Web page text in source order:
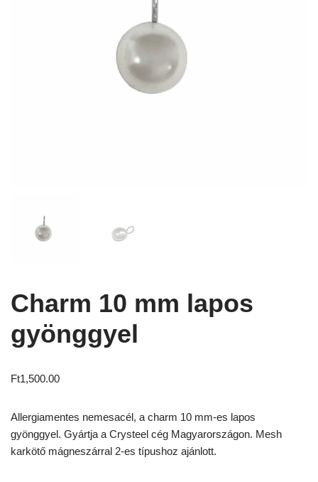
Charm 10 mm lapos
gyönggyel
Ft1,500.00
Allergiamentes nemesacél, a charm 10 mm-es lapos
gyönggyel. Gyártja a Crysteel cég Magyarországon. Mesh
karkötő mágneszárral 2-es típushoz ajánlott.